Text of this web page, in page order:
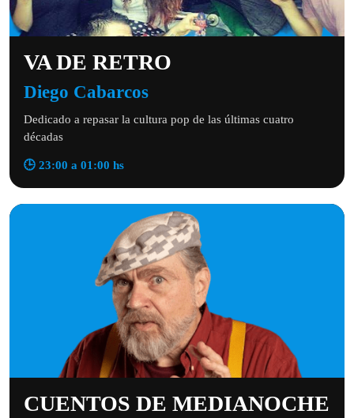
VA DE RETRO
Diego Cabarcos
Dedicado a repasar la cultura pop de las últimas cuatro
décadas
🕒 23:00 a 01:00 hs
CUENTOS DE MEDIANOCHE